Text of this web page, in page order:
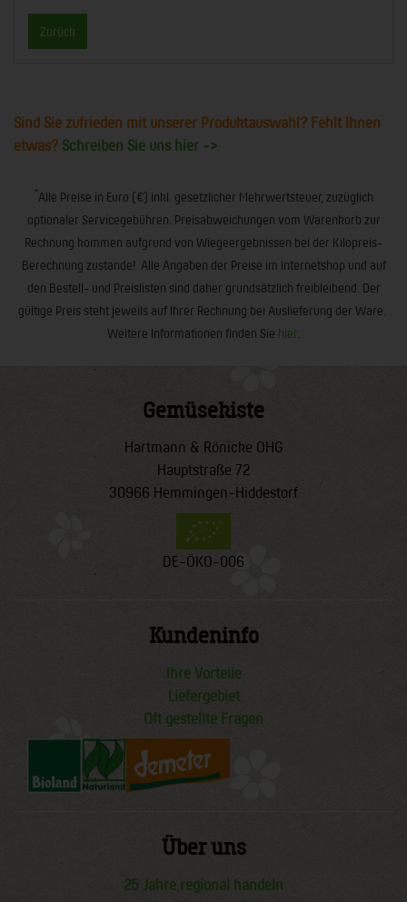
Zurück
Sind Sie zufrieden mit unserer Produktauswahl? Fehlt Ihnen
etwas? Schreiben Sie uns hier ->
*Alle Preise in Euro (€) inkl. gesetzlicher Mehrwertsteuer, zuzüglich
optionaler Servicegebühren. Preisabweichungen vom Warenkorb zur
Rechnung kommen aufgrund von Wiegeergebnissen bei der Kilopreis-
Berechnung zustande! Alle Angaben der Preise im Internetshop und auf
den Bestell- und Preislisten sind daher grundsätzlich freibleibend. Der
gültige Preis steht jeweils auf Ihrer Rechnung bei Auslieferung der Ware.
Weitere Informationen finden Sie hier
Gemüsekiste
Hartmann & Rönicke OHG
Hauptstraße 72
30966 Hemmingen-Hiddestorf
DE-ÖKO-006
Kundeninfo
Ihre Vorteile
Liefergebiet
Oft gestellte Fragen
Über uns
25 Jahre regional handeln